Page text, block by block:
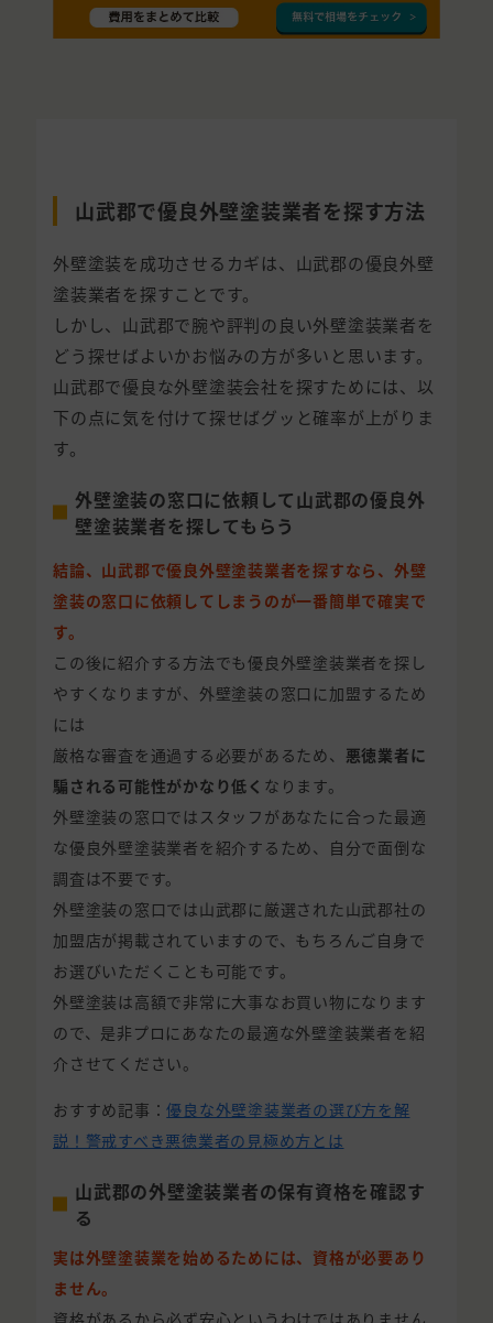
山武郡で優良外壁塗装業者を探す方法
外壁塗装を成功させるカギは、山武郡の優良外壁
塗装業者を探すことです。
しかし、山武郡で腕や評判の良い外壁塗装業者を
どう探せばよいかお悩みの方が多いと思います。
山武郡で優良な外壁塗装会社を探すためには、以
下の点に気を付けて探せばグッと確率が上がりま
す。
外壁塗装の窓口に依頼して山武郡の優良外
壁塗装業者を探してもらう
結論、山武郡で優良外壁塗装業者を探すなら、外壁
塗装の窓口に依頼してしまうのが一番簡単で確実で
す。
この後に紹介する方法でも優良外壁塗装業者を探し
やすくなりますが、外壁塗装の窓口に加盟するため
には
厳格な審査を通過する必要があるため、 悪徳業者に
騙される可能性がかなり低く なります。
外壁塗装の窓口ではスタッフがあなたに合った最適
な優良外壁塗装業者を紹介するため、自分で面倒な
調査は不要です。
外壁塗装の窓口では山武郡に厳選された山武郡社の
加盟店が掲載されていますので、もちろんご自身で
お選びいただくことも可能です。
外壁塗装は高額で非常に大事なお買い物になります
ので、是非プロにあなたの最適な外壁塗装業者を紹
介させてください。
おすすめ記事：優良な外壁塗装業者の選び方を解
説！警戒すべき悪徳業者の見極め方とは
山武郡の外壁塗装業者の保有資格を確認す
る
実は外壁塗装業を始めるためには、資格が必要あり
ません。